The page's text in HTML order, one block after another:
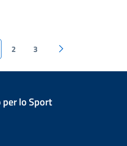
2 3
lo Sport